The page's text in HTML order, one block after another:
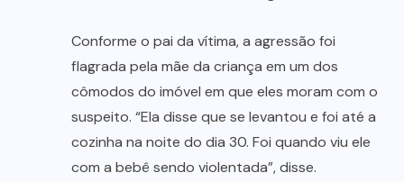
Conforme o pai da vítima, a agressão foi
flagrada pela mãe da criança em um dos
cômodos do imóvel em que eles moram com o
suspeito. “Ela disse que se levantou e foi até a
cozinha na noite do dia 30. Foi quando viu ele
com a bebê sendo violentada”, disse.